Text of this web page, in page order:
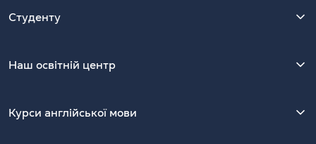
Студенту
Наш освітній центр
Курси англійської мови